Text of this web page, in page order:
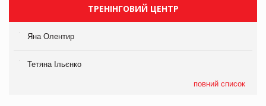
ТРЕНІНГОВИЙ ЦЕНТР
Яна Олентир
Тетяна Ільєнко
повний список